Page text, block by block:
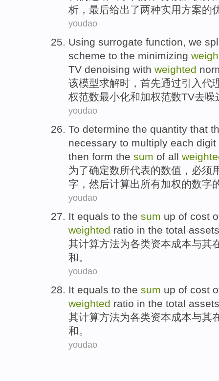
析 ， 最后给出了两种实用方案的
youdao
Using surrogate function, we
scheme to the minimizing
TV denoising with weighted
该模型求解时，首先通过引入代
权范数最小化和加权范数TV去噪
youdao
To determine the quantity that
necessary to multiply each digit
then form the sum of all
为了确定数所代表的数值， 必须
字 ， 然后计算出 所有加权的数字
youdao
It equals to the sum up of cost
weighted ratio in the total
其计算方法为各类资本成本与其
和。
youdao
It equals to the sum up of cost
weighted ratio in the total
其计算方法为各类资本成本与其
和 。
youdao